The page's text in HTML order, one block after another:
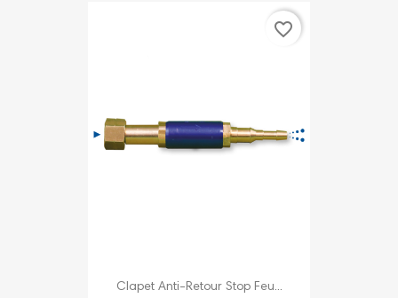
Clapet Anti-Retour Stop Feu...
favorite_border